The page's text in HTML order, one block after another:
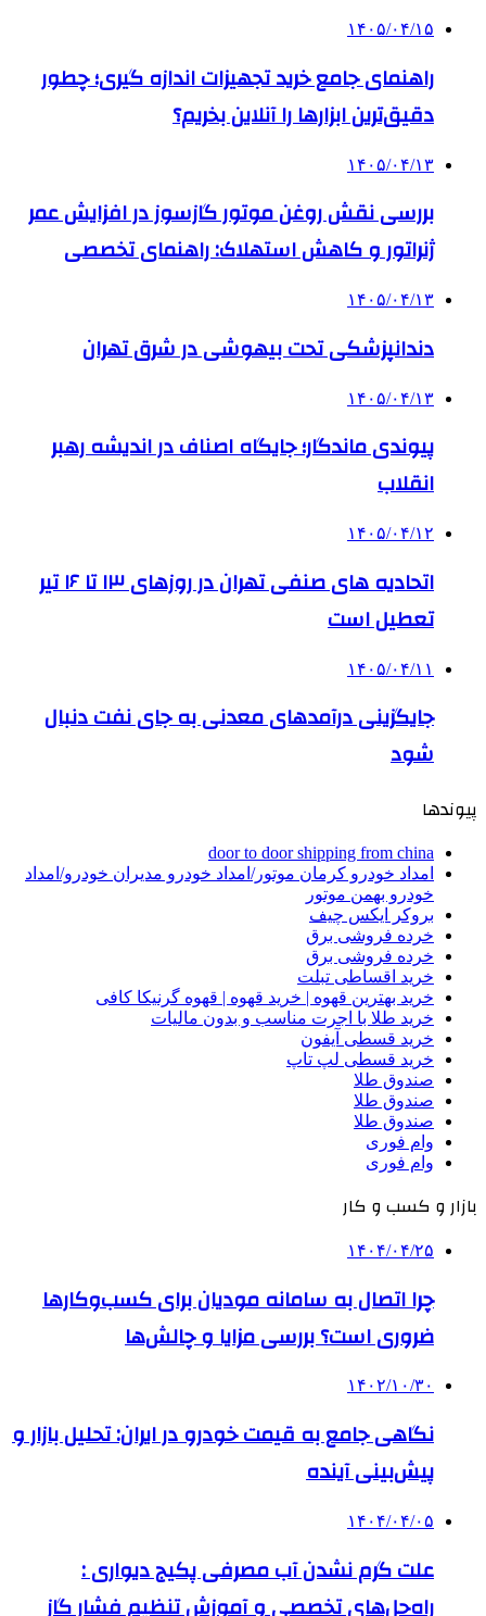
۱۴۰۵/۰۴/۱۵
راهنمای جامع خرید تجهیزات اندازه گیری؛ چطور
دقیق‌ترین ابزارها را آنلاین بخریم؟
۱۴۰۵/۰۴/۱۳
بررسی نقش روغن موتور گازسوز در افزایش عمر
ژنراتور و کاهش استهلاک: راهنمای تخصصی
۱۴۰۵/۰۴/۱۳
دندانپزشکی تحت بیهوشی در شرق تهران
۱۴۰۵/۰۴/۱۳
پیوندی ماندگار؛ جایگاه اصناف در اندیشه رهبر
انقلاب
۱۴۰۵/۰۴/۱۲
اتحادیه های صنفی تهران در روزهای ۱۳ تا ۱۶ تیر
تعطیل است
۱۴۰۵/۰۴/۱۱
جایگزینی درآمدهای معدنی به جای نفت دنبال
شود
پیوندها
door to door shipping from china
امداد خودرو کرمان موتور/امداد خودرو مدیران خودرو/امداد
خودرو بهمن موتور
بروکر ایکس چیف
خرده فروشی برق
خرده فروشی برق
خرید اقساطی تبلت
خرید بهترین قهوه | خرید قهوه | قهوه گرنیکا کافی
خرید طلا با اجرت مناسب و بدون مالیات
خرید قسطی آیفون
خرید قسطی لپ تاپ
صندوق طلا
صندوق طلا
صندوق طلا
وام فوری
وام فوری
بازار و کسب و کار
۱۴۰۴/۰۴/۲۵
چرا اتصال به سامانه مودیان برای کسب‌وکارها
ضروری است؟ بررسی مزایا و چالش‌ها
۱۴۰۲/۱۰/۳۰
نگاهی جامع به قیمت خودرو در ایران: تحلیل بازار و
پیش‌بینی آینده
۱۴۰۴/۰۴/۰۵
علت گرم نشدن آب مصرفی پکیج دیواری :
راه‌حل‌های تخصصی و آموزش تنظیم فشار گاز